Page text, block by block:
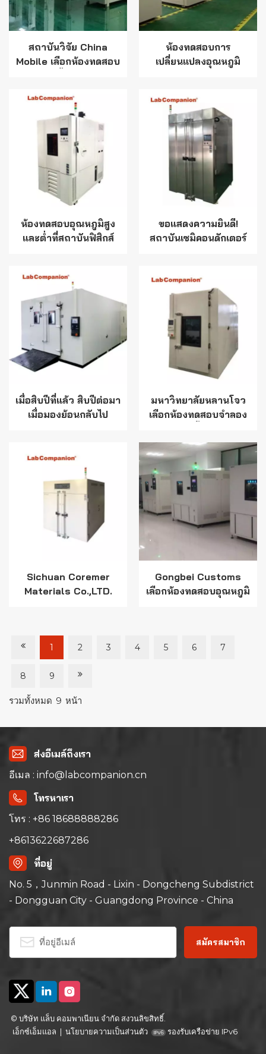
สถาบันวิจัย China
Mobile เลือกห้องทดสอบ
Companion
ห้องทดสอบการ
เปลี่ยนแปลงอุณหภูมิ
มอบให้กับบริษัท
อุตสาหกรรมการบินแห่ง
ประเทศจีนแล้ว!
ห้องทดสอบอุณหภูมิสูง
และต่ำที่สถาบันฟิสิกส์
Limited
ขอแสดงความยินดี!
สถาบันเซมิคอนดักเตอร์
Companion Limited
เมื่อสิบปีที่แล้ว สิบปีต่อมา
เมื่อมองย้อนกลับไป
และห้องปฏิบัติการร่วมได้
ร่วมมือกันอีกครั้ง
มหาวิทยาลัยหลานโจว
เลือกห้องทดสอบจำลอง
มีดพลังงานลมจาก Lab
Companion Ltd.
Sichuan Coremer
Materials Co.,LTD.
Gongbei Customs
เลือกห้องทดสอบอุณหภูมิ
1 2 3 4 5 6 7
8 9
รวมทั้งหมด 9 หน้า
ส่งอีเมล์ถึงเรา
อีเมล : info@labcompanion.cn
โทรหาเรา
โทร : +86 18688888286
+8613622687286
ที่อยู่
No. 5，Junmin Road - Lixin - Dongcheng Subdistrict
- Dongguan City - Guangdong Province - China
© บริษัท แล็บ คอมพาเนียน จำกัด สงวนลิขสิทธิ์.
เอ็กซ์เอ็มแอล | นโยบายความเป็นส่วนตัว รองรับเครือข่าย IPv6